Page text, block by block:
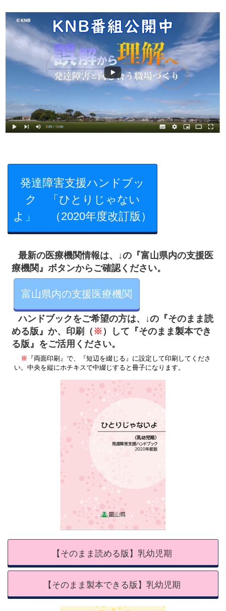
発達障害支援ハンドブッ
ク 「ひとりじゃない
よ」 （2020年度改訂版）
最新の医療機関情報は、↓の『富山県内の支援医
療機関』ボタンからご確認ください。
富山県内の支援医療機関
ハンドブックをご希望の方は、↓の『そのまま読
める版』か、印刷（ ※）して『そのまま製本でき
る版』をご活用ください。
※ 『両面印刷』で、『短辺を綴じる』に設定して印刷してくださ
い。中央を縦にホチキスで中綴じすると冊子になります。
【そのまま読める版】乳幼児期
【そのまま製本できる版】乳幼児期